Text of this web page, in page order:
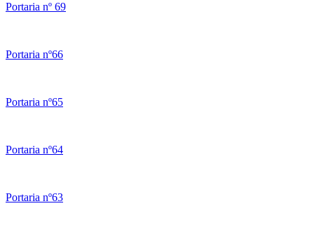
Portaria nº 69
Portaria nº66
Portaria nº65
Portaria nº64
Portaria nº63